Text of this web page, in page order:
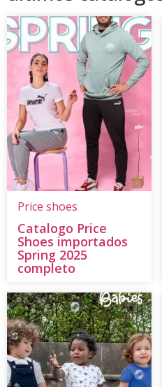
Price shoes
Catalogo Price
Shoes importados
Spring 2025
completo